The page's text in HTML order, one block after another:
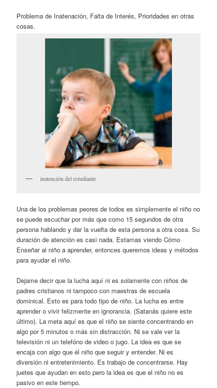
Problema de Inatenación, Falta de Interés, Prioridades en otras
cosas.
inatención del estudiante
Una de los problemas peores de todos es simplemente el niño no
se puede escuchar por más que como 15 segundos de otra
persona hablando y dar la vuelta de esta persona a otra cosa. Su
duración de atención es casi nada. Estamas viendo Cómo
Enseñar al niño a aprender, entonces queremos ideas y métodos
para ayudar el niño.
Dejame decir que la lucha aquí ni es solamente con niños de
padres cristianos ni tampoco con maestras de escuela
dominical. Esto es para todo tipo de niño. La lucha es entre
aprender o vivir felizmente en ignorancia. (Satanás quiere este
último). La meta aquí es que el niño se siente concentrando en
algo por 5 minutos o más sin distracción. Ni se vale ver la
televisión ni un telefóno de video o jugo. La idea es que se
encaja con algo que él niño que seguir y entender. Ni es
diversión ni entretenimiento. Es trabajo de concentrarse. Hay
juetes que ayudan en esto pero la idea es que el niño no es
pasivo en este tiempo.